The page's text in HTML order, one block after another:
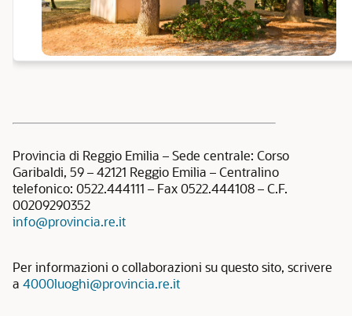
Provincia di Reggio Emilia – Sede centrale: Corso
Garibaldi, 59 – 42121 Reggio Emilia – Centralino
telefonico: 0522.444111 – Fax 0522.444108 – C.F.
00209290352
info@provincia.re.it
Per informazioni o collaborazioni su questo sito, scrivere
a 4000luoghi@provincia.re.it